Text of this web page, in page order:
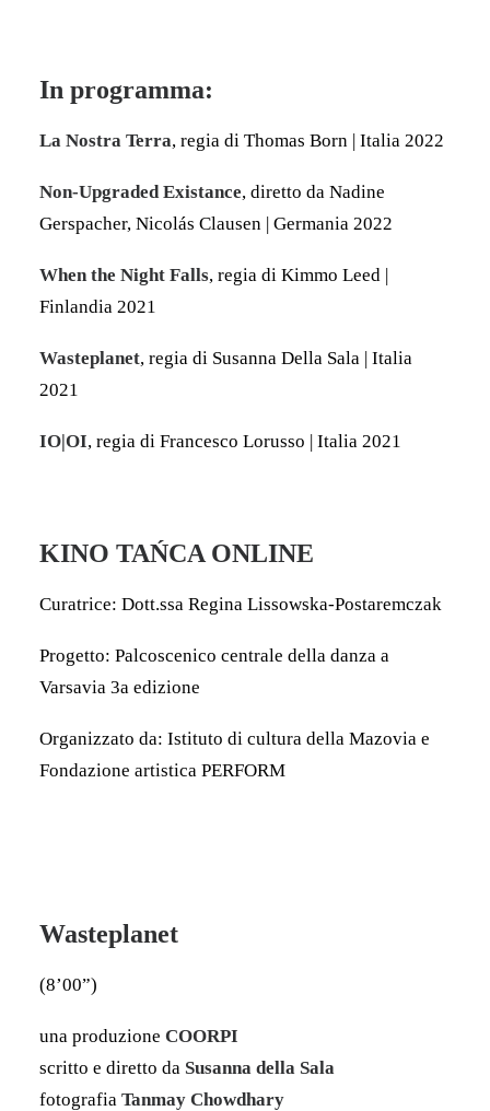
In programma:
La Nostra Terra, regia di Thomas Born | Italia 2022
Non-Upgraded Existance, diretto da Nadine
Gerspacher, Nicolás Clausen | Germania 2022
When the Night Falls, regia di Kimmo Leed |
Finlandia 2021
Wasteplanet, regia di Susanna Della Sala | Italia
2021
IO|OI, regia di Francesco Lorusso | Italia 2021
KINO TAŃCA ONLINE
Curatrice: Dott.ssa Regina Lissowska-Postaremczak
Progetto: Palcoscenico centrale della danza a
Varsavia 3a edizione
Organizzato da: Istituto di cultura della Mazovia e
Fondazione artistica PERFORM
Wasteplanet
(8’00”)
una produzione COORPI
scritto e diretto da Susanna della Sala
fotografia Tanmay Chowdhary